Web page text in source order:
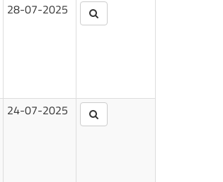
28-07-2025
24-07-2025